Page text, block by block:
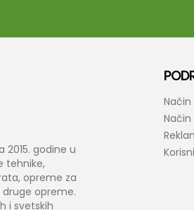
godine u
tehnike,
opreme za
opreme.
i svetskih
Način